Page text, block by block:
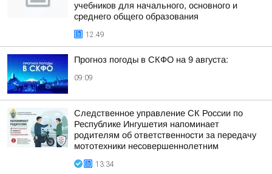
учебников для начального, основного и
среднего общего образования
12:49
Прогноз погоды в СКФО на 9 августа:
09:09
Следственное управление СК России по
Республике Ингушетия напоминает
родителям об ответственности за передачу
мототехники несовершеннолетним
13:34